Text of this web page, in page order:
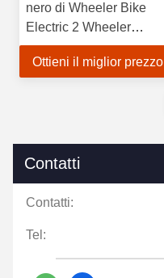
nero di Wheeler Bike
Electric 2 Wheeler
Electric Scooter 2
Ottieni il miglior prezzo
Contatti
Contatti:
Tel: